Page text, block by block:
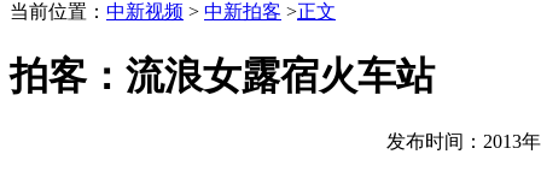
当前位置： 中新视频 > 中新拍客 >正文
拍客：流浪女露宿火车站
发布时间：2013